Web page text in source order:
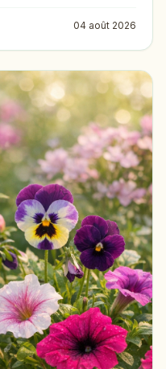
04 août 2026